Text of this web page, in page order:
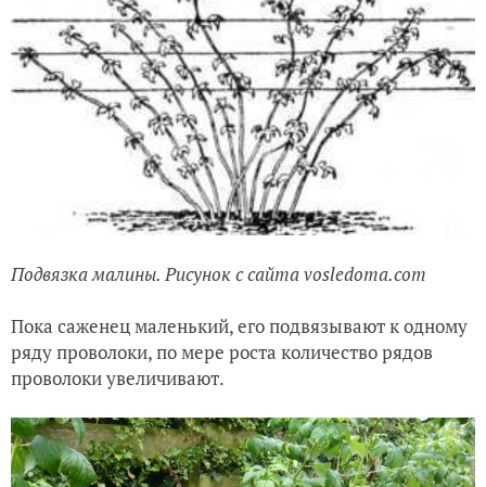
Подвязка малины. Рисунок с сайта vosledoma.com
Пока саженец маленький, его подвязывают к одному
ряду проволоки, по мере роста количество рядов
проволоки увеличивают.